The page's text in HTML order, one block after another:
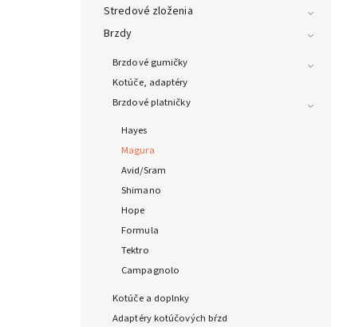
Stredové zloženia
Brzdy
Brzdové gumičky
Kotúče, adaptéry
Brzdové platničky
Hayes
Magura
Avid/Sram
Shimano
Hope
Formula
Tektro
Campagnolo
Kotúče a doplnky
Adaptéry kotúčových bŕzd